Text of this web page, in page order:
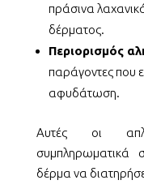
πράσινα
δέρματος.
Περιορισμός
παράγοντες που
αφυδάτωση.
Αυτές οι
συμπληρωματικά
δέρμα να